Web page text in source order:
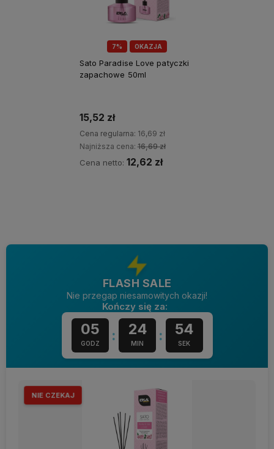
7% OKAZJA
Sato Paradise Love patyczki
zapachowe 50ml
15,52 zł
Cena regularna: 16,69 zł
Najniższa cena:16,69 zł
Cena netto: 12,62 zł
FLASH SALE
Nie przegap niesamowitych okazji!
Kończy się za:
05
GODZ : 24
MIN : 53
SEK
NIE CZEKAJ